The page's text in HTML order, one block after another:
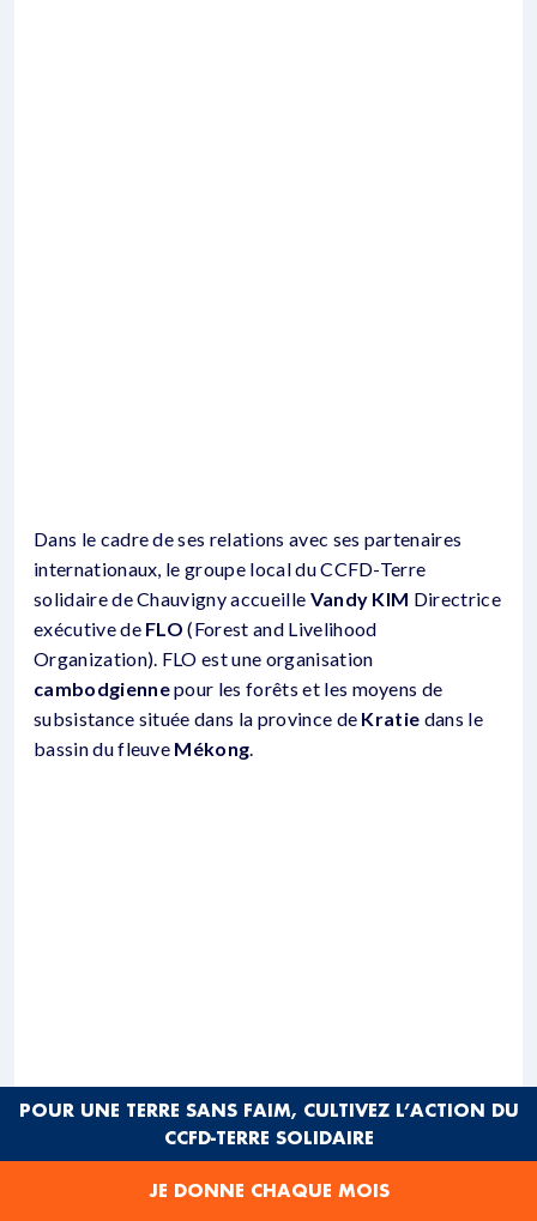
Dans le cadre de ses relations avec ses partenaires
internationaux, le groupe local du CCFD-Terre
solidaire de Chauvigny accueille Vandy KIM Directrice
exécutive de FLO (Forest and Livelihood
Organization). FLO est une organisation
cambodgiennepour les forêts et les moyens de
subsistance située dans la province de Kratie dans le
bassin du fleuve Mékong.
POUR UNE TERRE SANS FAIM, CULTIVEZ L’ACTION DU
CCFD-TERRE SOLIDAIRE
JE DONNE CHAQUE MOIS